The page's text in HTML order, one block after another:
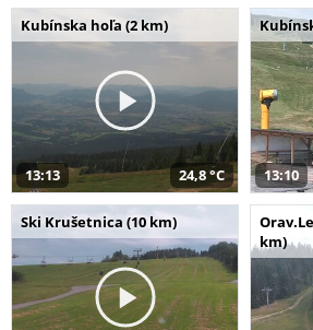
Kubínska hoľa (2 km)
13:13 24,8 °C 13:10
Ski Krušetnica (10 km)
km)